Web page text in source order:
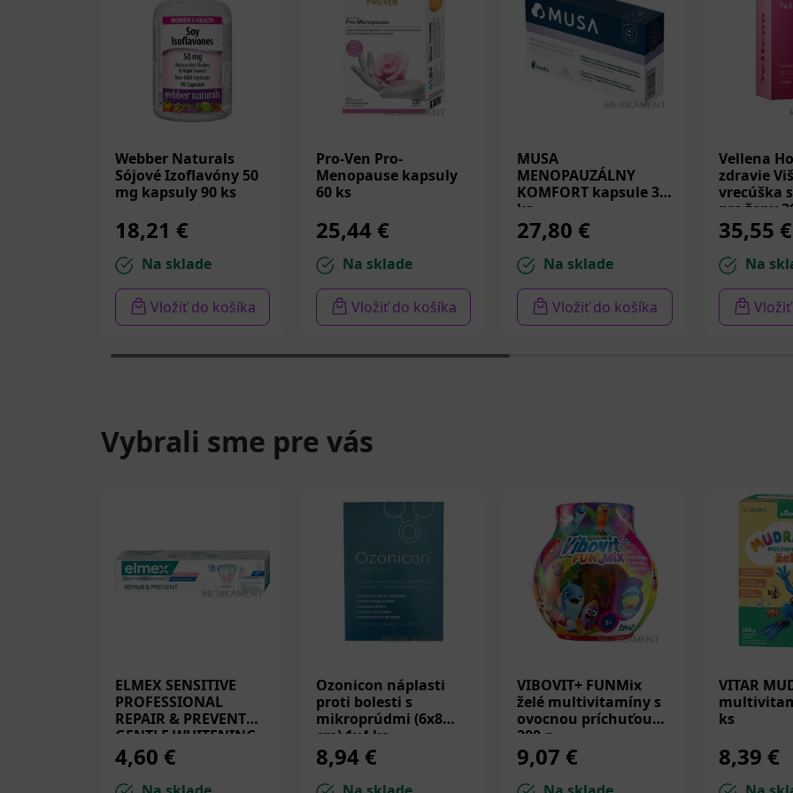
Webber Naturals
Sójové Izoflavóny 50
mg kapsuly 90 ks
18,21 €
Na sklade
Vložiť do košíka
Pro-Ven Pro-
Menopause kapsuly
60 ks
25,44 €
Na sklade
Vložiť do košíka
MUSA
MENOPAUZÁLNY
KOMFORT kapsule 30
ks
27,80 €
Na sklade
Vložiť do košíka
Vellena
zdravie
vrecúška
pre ženy
35,55 €
Na
Vybrali sme pre vás
ELMEX SENSITIVE
PROFESSIONAL
REPAIR & PREVENT
GENTLE WHITENING,
zubná pasta 75 ml
4,60 €
Ozonicon náplasti
proti bolesti s
mikroprúdmi (6x8
cm) 1x4 ks
8,94 €
VIBOVIT+ FUNMix
želé multivitamíny s
ovocnou príchuťou
200 g
9,07 €
VITAR
ks
8,39 €